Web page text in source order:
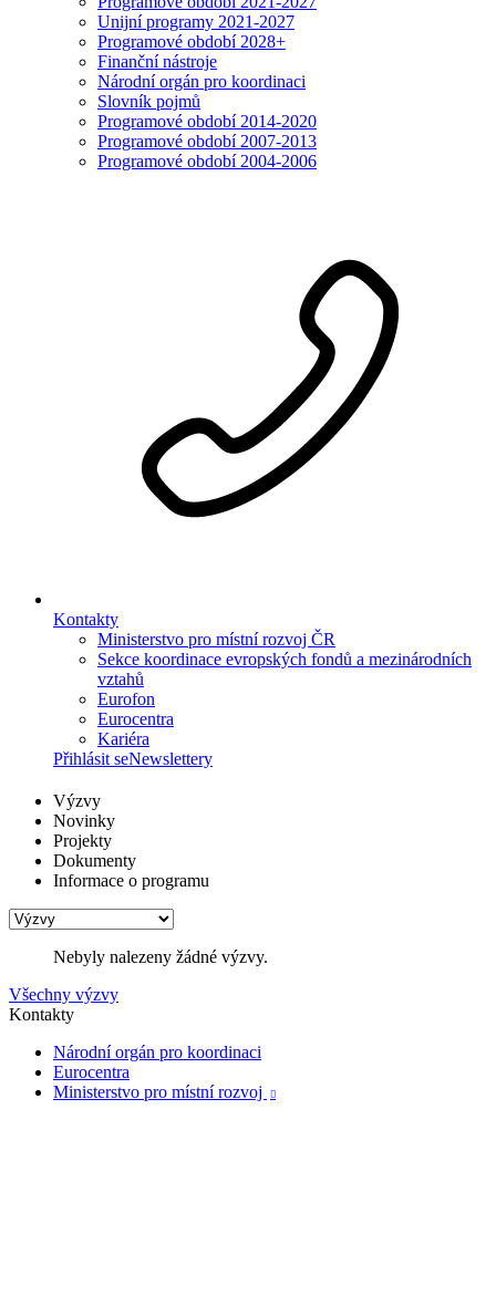
Unijní programy 2021-2027
Programové období 2028+
Finanční nástroje
Národní orgán pro koordinaci
Slovník pojmů
Programové období 2014-2020
Programové období 2007-2013
Programové období 2004-2006
Kontakty
Ministerstvo pro místní rozvoj ČR
Sekce koordinace evropských fondů a mezinárodních
vztahů
Eurofon
Eurocentra
Kariéra
Přihlásit seNewslettery
Výzvy
Novinky
Projekty
Dokumenty
Informace o programu
Nebyly nalezeny žádné výzvy.
Všechny výzvy
Kontakty
Národní orgán pro koordinaci
Eurocentra
Ministerstvo pro místní rozvoj
